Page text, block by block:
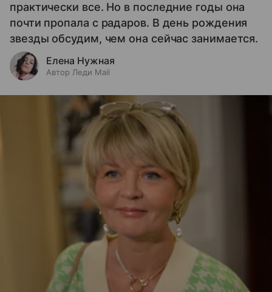
практически все. Но в последние годы она
почти пропала с радаров. В день рождения
звезды обсудим, чем она сейчас занимается.
Елена Нужная
Автор Леди Mail